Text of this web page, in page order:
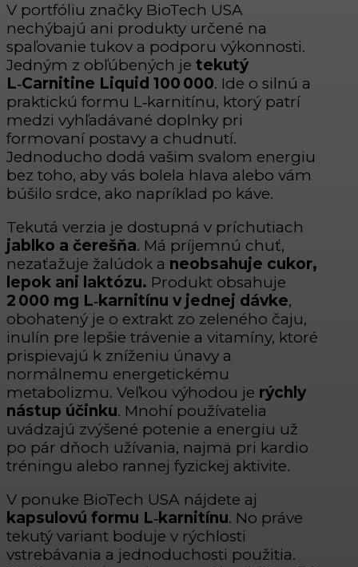
V portfóliu značky BioTech USA
nechýbajú ani produkty určené na
spaľovanie tukov a podporu výkonnosti.
Jedným z obľúbených je tekutý
L‑Carnitine Liquid 100 000. Ide o silnú a
praktickú formu L‑karnitínu, ktorý patrí
medzi vyhľadávané doplnky pri
formovaní postavy a chudnutí.
Jednoducho dodá vašim svalom energiu
bez toho, aby vás bolela hlava alebo vám
búšilo srdce, ako napríklad po káve.
Tekutá verzia je dostupná v príchutiach
jablko a čerešňa. Má príjemnú chuť,
nezaťažuje žalúdok a neobsahuje cukor,
lepok ani laktózu. Produkt obsahuje
2 000 mg L‑karnitínu v jednej dávke,
obohatený je o extrakt zo zeleného čaju,
inulín pre lepšie trávenie a vitamíny, ktoré
prispievajú k zníženiu únavy a
normálnemu energetickému
metabolizmu. Veľkou výhodou je rýchly
nástup účinku. Mnohí používatelia
uvádzajú zvýšené potenie a energiu už
po pár dňoch užívania, najmä pri kardio
tréningu alebo rannej fyzickej aktivite.
V ponuke BioTech USA nájdete aj
kapsulovú formu L‑karnitínu. No práve
tekutý variant boduje v rýchlosti
vstrebávania a jednoduchosti použitia.